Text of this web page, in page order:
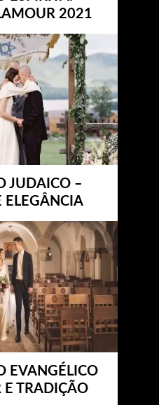
2021
JUDAICO –
ELEGÂNCIA
EVANGÉLICO
TRADIÇÃO